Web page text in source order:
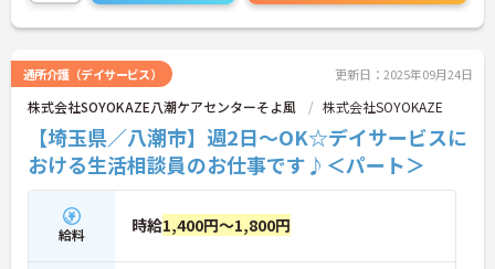
通所介護（デイサービス） 更新日：2025年09月24日
株式会社SOYOKAZE八潮ケアセンターそよ風 株式会社SOYOKAZE
【埼玉県／八潮市】週2日～OK☆デイサービスに
おける生活相談員のお仕事です♪＜パート＞
給料 時給1,400円～1,800円